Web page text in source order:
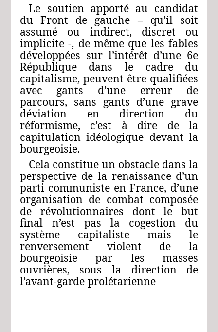
Le soutien apporté au candidat
du Front de gauche – qu’il soit
assumé ou indirect, discret ou
implicite -, de même que les fables
développées sur l’intérêt d’une 6e
République dans le cadre du
capitalisme, peuvent être qualifiées
avec gants d’une erreur de
parcours, sans gants d’une grave
déviation en direction du
réformisme, c’est à dire de la
capitulation idéologique devant la
bourgeoisie.
Cela constitue un obstacle dans la
perspective de la renaissance d’un
parti communiste en France, d’une
organisation de combat composée
de révolutionnaires dont le but
final n’est pas la cogestion du
système capitaliste mais le
renversement violent de la
bourgeoisie par les masses
ouvrières, sous la direction de
l’avant-garde prolétarienne